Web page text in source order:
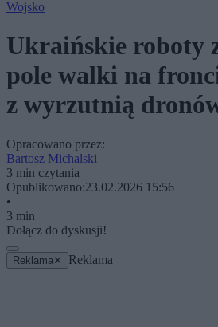
Wojsko
Ukraińskie roboty
pole walki na
z wyrzutnią
Opracowano przez:
Bartosz Michalski
3 min czytania
Opublikowano:23.02.2026 15:56
•
3 min
Dołącz do dyskusji!
Reklama ✕ Reklama